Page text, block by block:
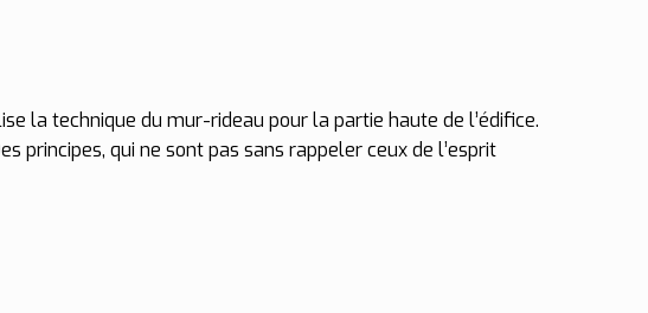
la technique du mur-rideau pour la partie haute de l’édifice.
principes, qui ne sont pas sans rappeler ceux de l’esprit